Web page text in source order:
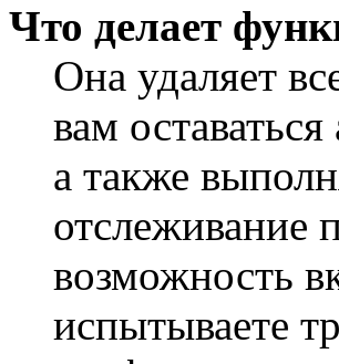
Что делает
Она удаляет
вам
а также
отслеживание
возможность
испытываете